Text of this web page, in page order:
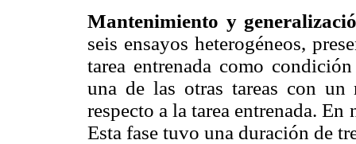
Mantenimiento y
seis ensayos heterogéneos,
tarea entrenada como
una de las otras tareas con
respecto a la tarea entrenada.
Esta fase tuvo una duración de